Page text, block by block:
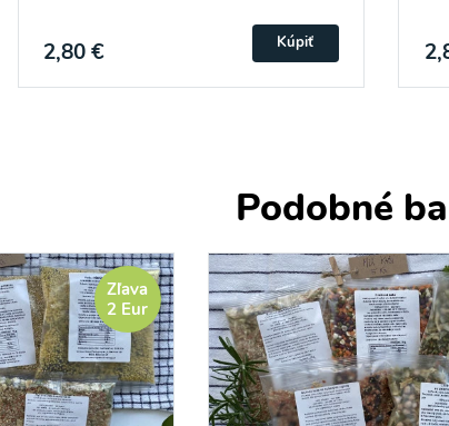
2,80 € Kúpiť
Podobné
Zľava
2 Eur